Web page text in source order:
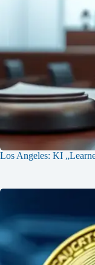
Los Angeles: KI